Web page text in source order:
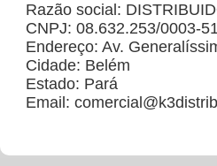
Razão social:
CNPJ: 08.632.253/0003-
Endereço: Av.
Cidade: Belém
Estado: Pará
Email: